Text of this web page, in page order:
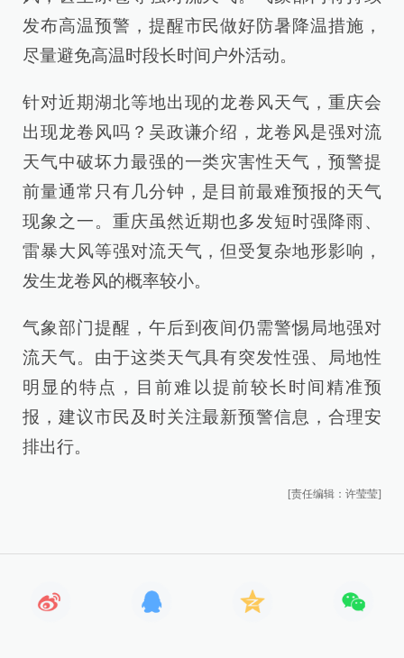
发布高温预警，提醒市民做好防暑降温措施，
尽量避免高温时段长时间户外活动。
针对近期湖北等地出现的龙卷风天气，重庆会
出现龙卷风吗？吴政谦介绍，龙卷风是强对流
天气中破坏力最强的一类灾害性天气，预警提
前量通常只有几分钟，是目前最难预报的天气
现象之一。重庆虽然近期也多发短时强降雨、
雷暴大风等强对流天气，但受复杂地形影响，
发生龙卷风的概率较小。
气象部门提醒，午后到夜间仍需警惕局地强对
流天气。由于这类天气具有突发性强、局地性
明显的特点，目前难以提前较长时间精准预
报，建议市民及时关注最新预警信息，合理安
排出行。
[责任编辑：许莹莹]